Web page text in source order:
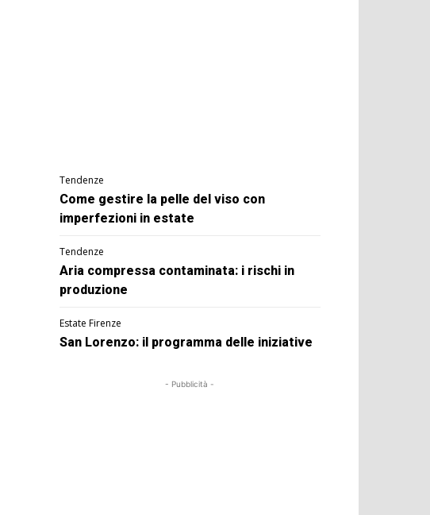
Tendenze
Come gestire la pelle del viso con
imperfezioni in estate
Tendenze
Aria compressa contaminata: i rischi in
produzione
Estate Firenze
San Lorenzo: il programma delle iniziative
- Pubblicità -